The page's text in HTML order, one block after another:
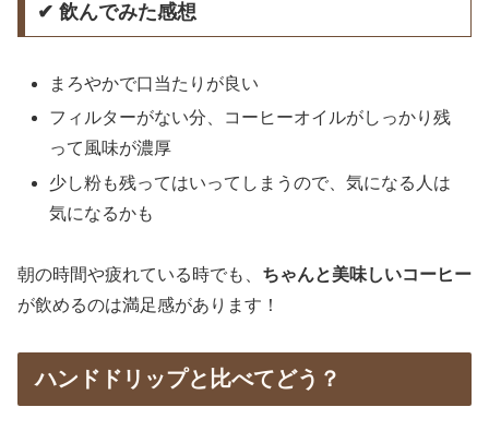
✔ 飲んでみた感想
まろやかで口当たりが良い
フィルターがない分、コーヒーオイルがしっかり残
って風味が濃厚
少し粉も残ってはいってしまうので、気になる人は
気になるかも
朝の時間や疲れている時でも、 ちゃんと美味しいコーヒー
が飲めるのは満足感があります！
ハンドドリップと比べてどう？